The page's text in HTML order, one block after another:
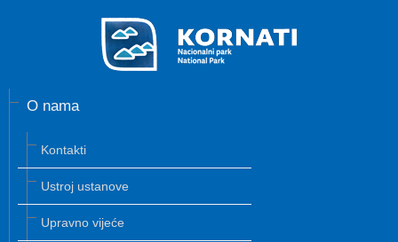
O nama
Kontakti
Ustroj ustanove
Upravno vijeće